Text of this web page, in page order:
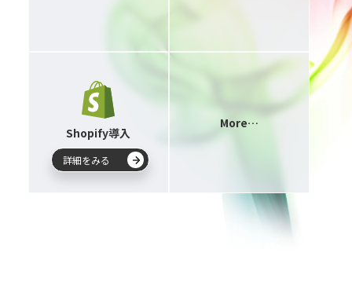
Shopify導入
詳細をみる
More…